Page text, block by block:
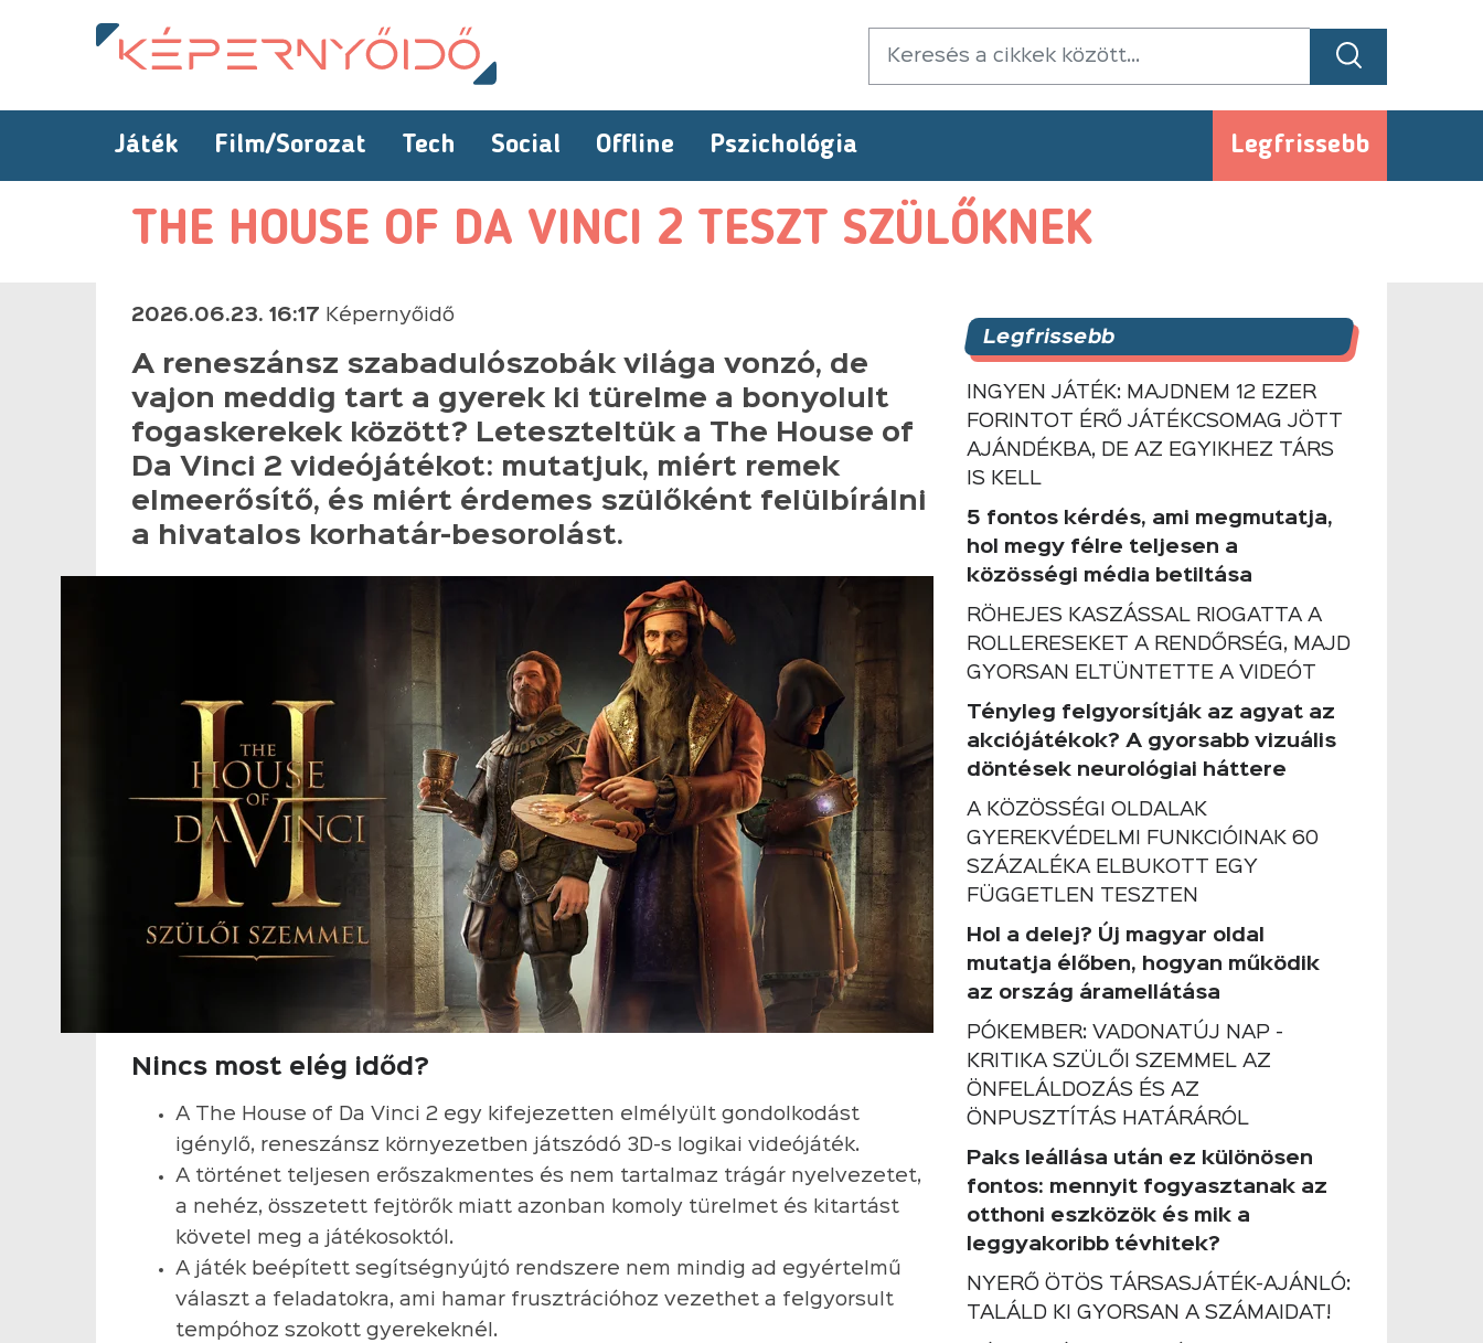
Játék Film/Sorozat Tech Social Offline Pszichológia Legfrissebb
THE HOUSE OF DA VINCI 2 TESZT SZÜLŐKNEK
2026.06.23. 16:17 Képernyőidő
A reneszánsz szabadulószobák világa vonzó, de
vajon meddig tart a gyerek ki türelme a bonyolult
fogaskerekek között? Leteszteltük a The House of
Da Vinci 2 videójátékot: mutatjuk, miért remek
elmeerősítő, és miért érdemes szülőként felülbírálni
a hivatalos korhatár-besorolást.
Nincs most elég időd?
A The House of Da Vinci 2 egy kifejezetten elmélyült gondolkodást
igénylő, reneszánsz környezetben játszódó 3D-s logikai videójáték.
A történet teljesen erőszakmentes és nem tartalmaz trágár nyelvezetet,
a nehéz, összetett fejtörők miatt azonban komoly türelmet és kitartást
követel meg a játékosoktól.
A játék beépített segítségnyújtó rendszere nem mindig ad egyértelmű
választ a feladatokra, ami hamar frusztrációhoz vezethet a felgyorsult
tempóhoz szokott gyerekeknél.
Legfrissebb
INGYEN JÁTÉK: MAJDNEM 12 EZER
FORINTOT ÉRŐ JÁTÉKCSOMAG JÖTT
AJÁNDÉKBA, DE AZ EGYIKHEZ TÁRS
IS KELL
5 fontos kérdés, ami megmutatja,
hol megy félre teljesen a
közösségi média betiltása
RÖHEJES KASZÁSSAL RIOGATTA A
ROLLERESEKET A RENDŐRSÉG, MAJD
GYORSAN ELTÜNTETTE A VIDEÓT
Tényleg felgyorsítják az agyat az
akciójátékok? A gyorsabb vizuális
döntések neurológiai háttere
A KÖZÖSSÉGI OLDALAK
GYEREKVÉDELMI FUNKCIÓINAK 60
SZÁZALÉKA ELBUKOTT EGY
FÜGGETLEN TESZTEN
Hol a delej? Új magyar oldal
mutatja élőben, hogyan működik
az ország áramellátása
PÓKEMBER: VADONATÚJ NAP -
KRITIKA SZÜLŐI SZEMMEL AZ
ÖNFELÁLDOZÁS ÉS AZ
ÖNPUSZTÍTÁS HATÁRÁRÓL
Paks leállása után ez különösen
fontos: mennyit fogyasztanak az
otthoni eszközök és mik a
leggyakoribb tévhitek?
NYERŐ ÖTÖS TÁRSASJÁTÉK-AJÁNLÓ:
TALÁLD KI GYORSAN A SZÁMAIDAT!